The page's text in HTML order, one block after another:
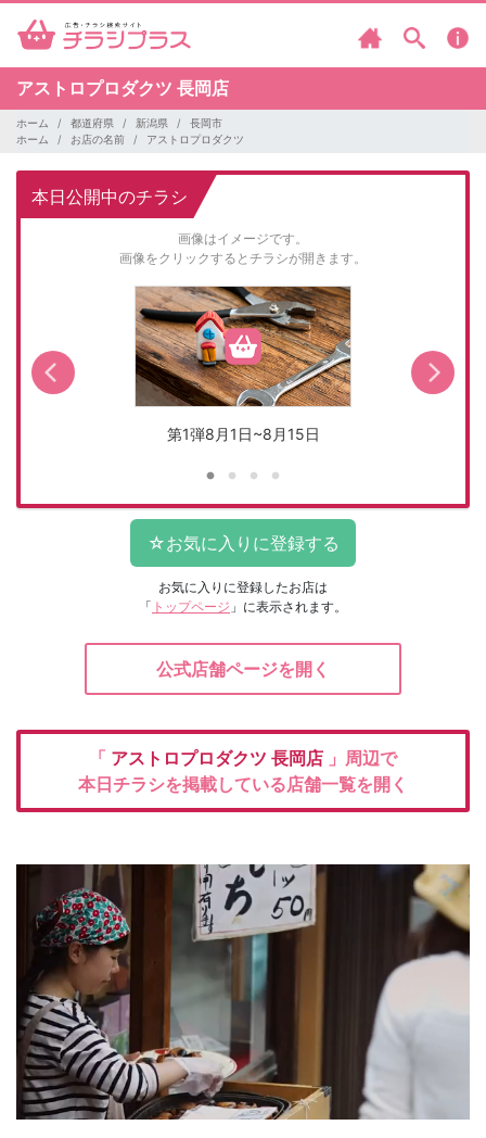
アストロプロダクツ 長岡店
ホーム 都道府県 新潟県
長岡市
ホーム
お店の名前 アストロプロダクツ
本日公開中のチラシ
画像はイメージです。
画像をクリックするとチラシが開きます。
第1弾8月1日~8月15日
お気に入りに登録したお店は
「 トップページ 」に表示されます。
公式店舗ページを開く
「 アストロプロダクツ 長岡店 」周辺で
本日チラシを掲載している店舗一覧を開く